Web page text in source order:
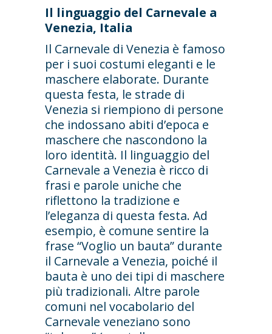
Il linguaggio del Carnevale a
Venezia, Italia
Il Carnevale di Venezia è famoso
per i suoi costumi eleganti e le
maschere elaborate. Durante
questa festa, le strade di
Venezia si riempiono di persone
che indossano abiti d’epoca e
maschere che nascondono la
loro identità. Il linguaggio del
Carnevale a Venezia è ricco di
frasi e parole uniche che
riflettono la tradizione e
l’eleganza di questa festa. Ad
esempio, è comune sentire la
frase “Voglio un bauta” durante
il Carnevale a Venezia, poiché il
bauta è uno dei tipi di maschere
più tradizionali. Altre parole
comuni nel vocabolario del
Carnevale veneziano sono